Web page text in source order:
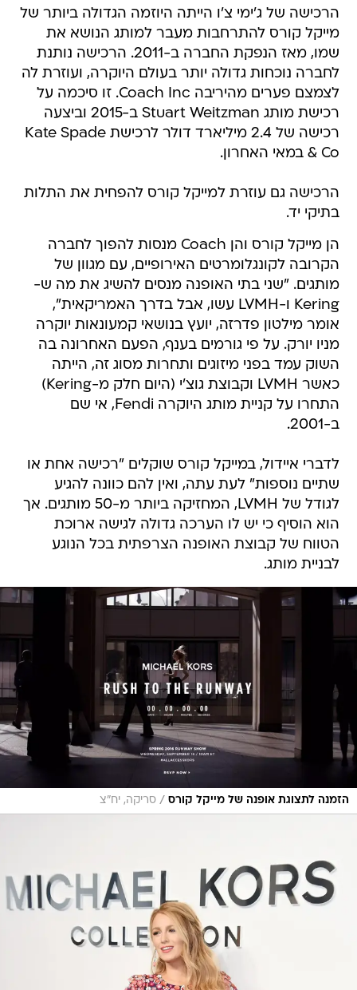
הרכישה של ג'ימי צ'ו הייתה היוזמה הגדולה ביותר של
מייקל קורס להתרחבות מעבר למותג הנושא את
שמו, מאז הנפקת החברה ב-2011. הרכישה נותנת
לחברה נוכחות גדולה יותר בעולם היוקרה, ועוזרת לה
לצמצם פערים מהיריבה Coach Inc. זו סיכמה על
רכישת מותג Stuart Weitzman ב-2015 וביצעה
רכישה של 2.4 מיליארד דולר לרכישת Kate Spade
& Co במאי האחרון.
הרכישה גם עוזרת למייקל קורס להפחית את התלות
בתיקי יד.
הן מייקל קורס והן Coach מנסות להפוך לחברה
הקרובה לקונגלומרטים האירופיים, עם מגוון של
מותגים. "שני בתי האופנה מנסים להשיג את מה ש-
Kering ו-LVMH עשו, אבל בדרך האמריקאית",
אומר מילטון פדרזה, יועץ בנושאי קמעונאות יוקרה
מניו יורק. על פי גורמים בענף, הפעם האחרונה בה
השוק עמד בפני מיזוגים ותחרות מסוג זה, הייתה
כאשר LVMH וקבוצת גוצ'י (היום חלק מ-Kering)
התחרו על קניית מותג היוקרה Fendi, אי שם
ב-2001.
לדברי איידול, במייקל קורס שוקלים "רכישה אחת או
שתיים נוספות" לעת עתה, ואין להם כוונה להגיע
לגודל של LVMH, המחזיקה ביותר מ-50 מותגים. אך
הוא הוסיף כי יש לו הערכה גדולה לגישה ארוכת
הטווח של קבוצת האופנה הצרפתית בכל הנוגע
לבניית מותג.
הזמנה לתצוגת אופנה של מייקל קורס / סריקה, יח"צ